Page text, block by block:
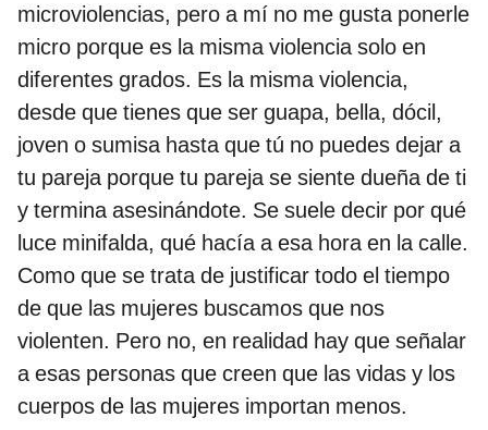
microviolencias, pero a mí no me gusta ponerle
micro porque es la misma violencia solo en
diferentes grados. Es la misma violencia,
desde que tienes que ser guapa, bella, dócil,
joven o sumisa hasta que tú no puedes dejar a
tu pareja porque tu pareja se siente dueña de ti
y termina asesinándote. Se suele decir por qué
luce minifalda, qué hacía a esa hora en la calle.
Como que se trata de justificar todo el tiempo
de que las mujeres buscamos que nos
violenten. Pero no, en realidad hay que señalar
a esas personas que creen que las vidas y los
cuerpos de las mujeres importan menos.